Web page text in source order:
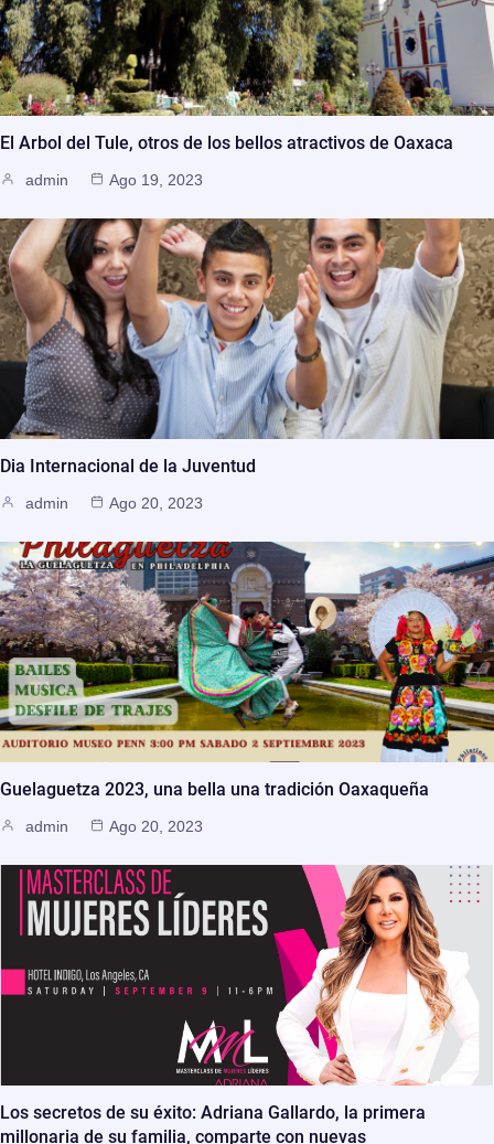
El Arbol del Tule, otros de los bellos atractivos de Oaxaca
admin Ago 19, 2023
Dia Internacional de la Juventud
admin Ago 20, 2023
Guelaguetza 2023, una bella una tradición Oaxaqueña
admin Ago 20, 2023
Los secretos de su éxito: Adriana Gallardo, la primera
millonaria de su familia, comparte con nuevas